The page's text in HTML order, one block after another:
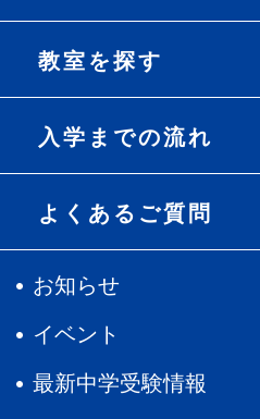
教室を探す
入学までの流れ
よくあるご質問
お知らせ
イベント
最新中学受験情報